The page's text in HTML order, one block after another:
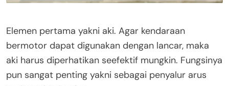
Elemen pertama yakni aki. Agar kendaraan
bermotor dapat digunakan dengan lancar, maka
aki harus diperhatikan seefektif mungkin. Fungsinya
pun sangat penting yakni sebagai penyalur arus